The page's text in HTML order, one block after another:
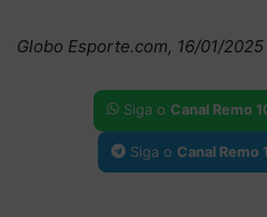
Globo Esporte.com, 16/01/2025
Siga o Canal Remo
Siga o Canal Remo